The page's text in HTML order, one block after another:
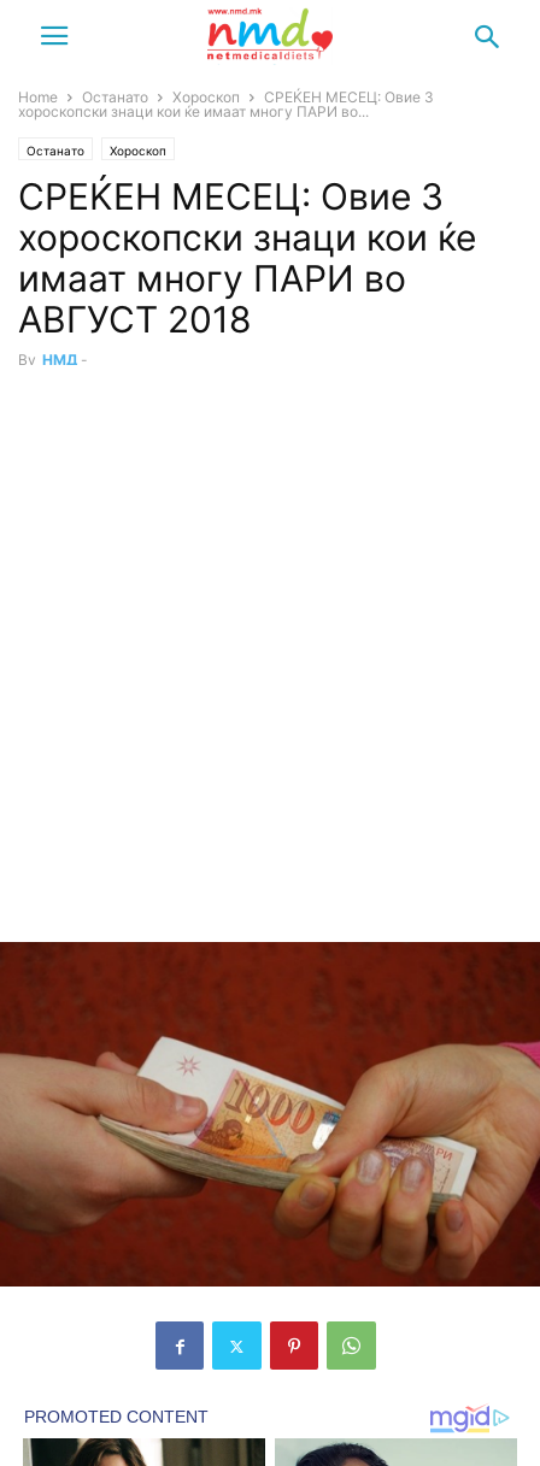
Home Останато Хороскоп
СРЕЌЕН МЕСЕЦ: Овие 3
хороскопски знаци кои ќе имаат многу ПАРИ во...
Останато Хороскоп
СРЕЌЕН МЕСЕЦ: Овие 3
хороскопски знаци кои ќе
имаат многу ПАРИ во
АВГУСТ 2018
By НМД -